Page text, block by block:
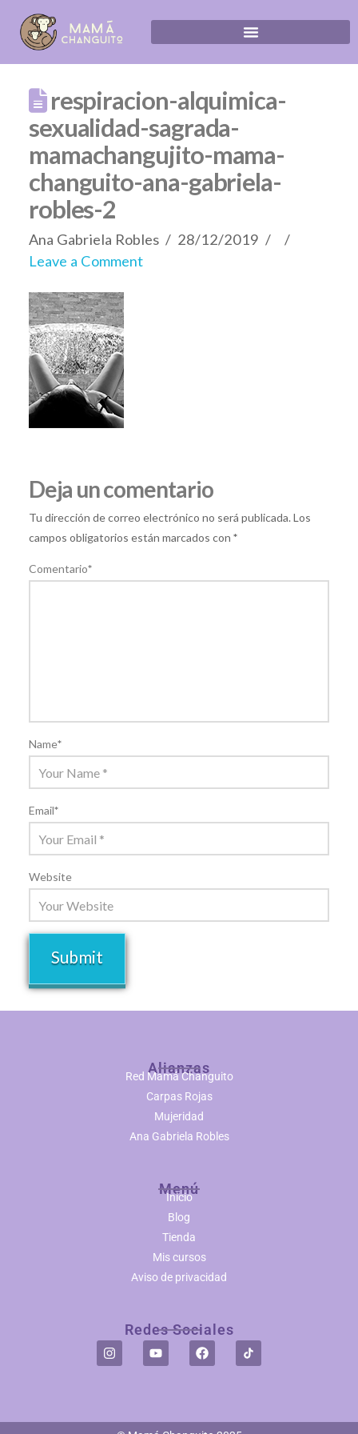
respiracion-alquimica-
sexualidad-sagrada-
mamachangujito-mama-
changuito-ana-gabriela-
robles-2
Ana Gabriela Robles
28/12/2019
Leave a Comment
Deja un comentario
Tu dirección de correo electrónico no será publicada. Los
campos obligatorios están marcados con *
Comentario*
Name*
Email*
Website
Alianzas
Red Mamá Changuito
Carpas Rojas
Mujeridad
Ana Gabriela Robles
Menú
Inicio
Blog
Tienda
Mis cursos
Aviso de privacidad
Redes Sociales